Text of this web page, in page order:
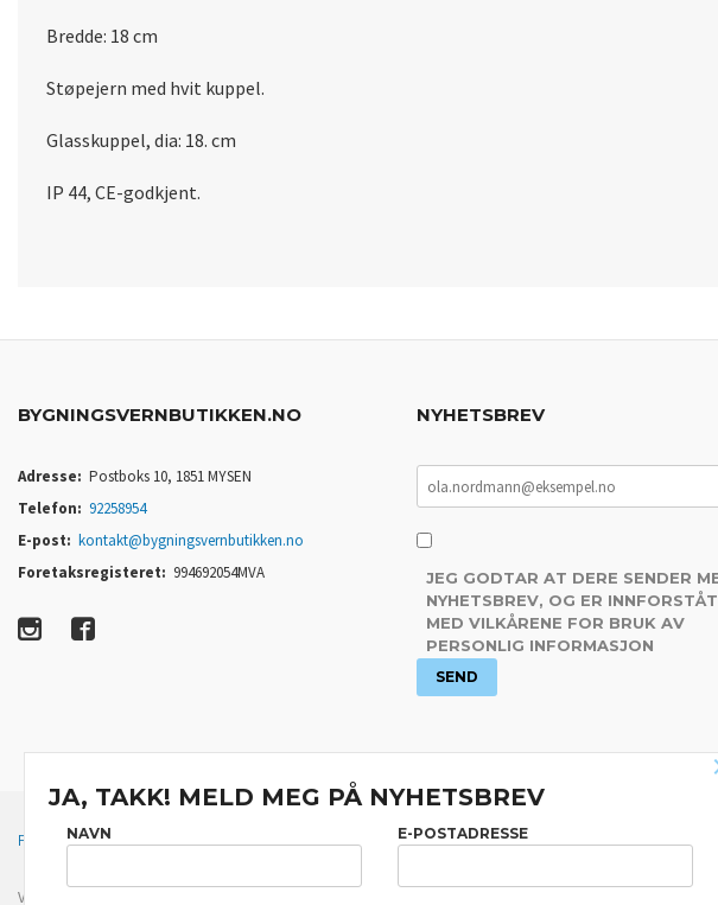
Bredde: 18 cm
Støpejern med hvit kuppel.
Glasskuppel, dia: 18. cm
IP 44, CE-godkjent.
BYGNINGSVERNBUTIKKEN.NO
Adresse: Postboks 10, 1851 MYSEN
Telefon: 92258954
E-post: kontakt@bygningsvernbutikken.no
Foretaksregisteret: 994692054MVA
NYHETSBREV
JEG GODTAR AT DERE SENDER
NYHETSBREV, OG ER
MED VILKÅRENE FOR BRUK AV
PERSONLIG INFORMASJON
FRAKT KJØPSBETINGELSER SIKKERHET OG PERSONVERN NYHETSBREV
Vår nettbutikk bruker cookies slik at du får en bedre kjøpsopplevelse og vi kan yte deg bedre service. Vi bruker
JA, TAKK! MELD MEG PÅ NYHETSBREV
NAVN E-POSTADRESSE